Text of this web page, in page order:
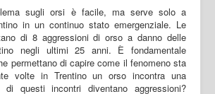
sugli orsi è facile, ma serve solo a
in un continuo stato emergenziale. Le
di 8 aggressioni di orso a danno delle
negli ultimi 25 anni. È fondamentale
permettano di capire come il fenomeno sta
volte in Trentino un orso incontra una
di questi incontri diventano aggressioni?